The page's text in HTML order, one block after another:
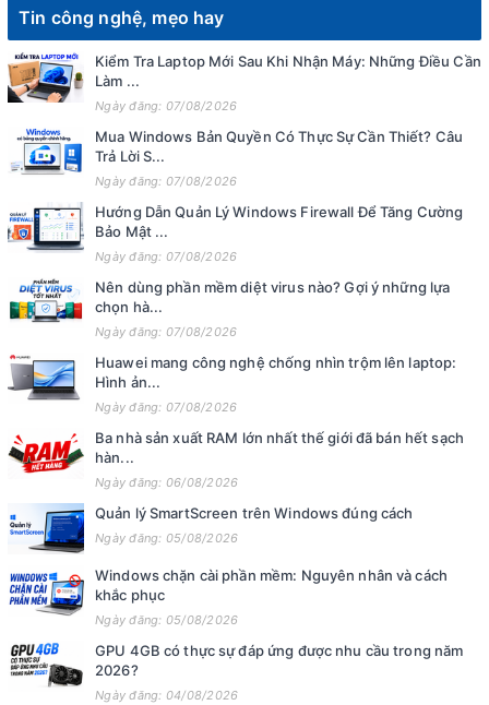
Tin công nghệ, mẹo hay
Kiểm Tra Laptop Mới Sau Khi Nhận Máy: Những Điều Cần
Làm ...
Ngày đăng: 07/08/2026
Mua Windows Bản Quyền Có Thực Sự Cần Thiết? Câu
Trả Lời S...
Ngày đăng: 07/08/2026
Hướng Dẫn Quản Lý Windows Firewall Để Tăng Cường
Bảo Mật ...
Ngày đăng: 07/08/2026
Nên dùng phần mềm diệt virus nào? Gợi ý những lựa
chọn hà...
Ngày đăng: 07/08/2026
Huawei mang công nghệ chống nhìn trộm lên laptop:
Hình ản...
Ngày đăng: 07/08/2026
Ba nhà sản xuất RAM lớn nhất thế giới đã bán hết sạch
hàn...
Ngày đăng: 06/08/2026
Quản lý SmartScreen trên Windows đúng cách
Ngày đăng: 05/08/2026
Windows chặn cài phần mềm: Nguyên nhân và cách
khắc phục
Ngày đăng: 05/08/2026
GPU 4GB có thực sự đáp ứng được nhu cầu trong năm
2026?
Ngày đăng: 04/08/2026